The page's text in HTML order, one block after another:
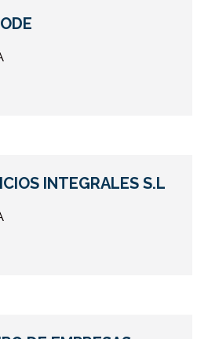
INTEGRALES S.L